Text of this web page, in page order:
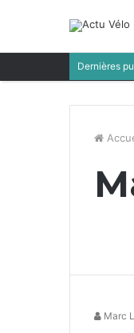
Dernières
Marc